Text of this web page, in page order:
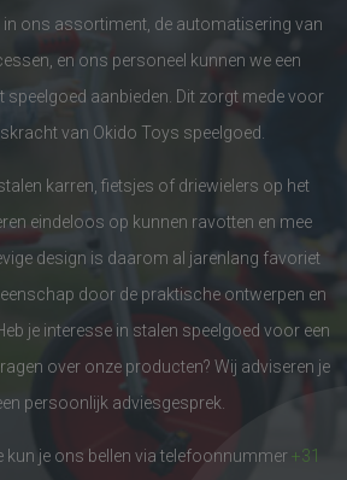
in ons assortiment, de automatisering van
en ons personeel kunnen we een
speelgoed aanbieden. Dit zorgt mede voor
van Okido Toys speelgoed.
karren, fietsjes of driewielers op het
eindeloos op kunnen ravotten en mee
design is daarom al jarenlang favoriet
door de praktische ontwerpen en
je interesse in stalen speelgoed voor een
over onze producten? Wij adviseren je
persoonlijk adviesgesprek.
je ons bellen via telefoonnummer+31